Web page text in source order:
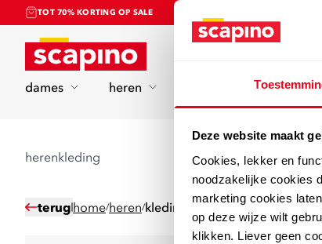
Deze website maakt
Cookies, lekker en
noodzakelijke cookies
marketing cookies
op deze wijze wilt
klikken. Liever geen
TOT 70% KORTING OP SALE
Home
dames heren sport
herenkleding
terug home/heren/kleding